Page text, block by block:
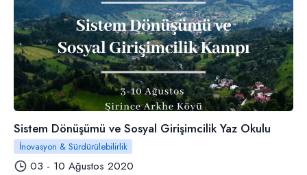
Sistem Dönüşümü ve Sosyal Girişimcilik Yaz Okulu
İnovasyon & Sürdürülebilirlik
03 - 10 Ağustos 2020